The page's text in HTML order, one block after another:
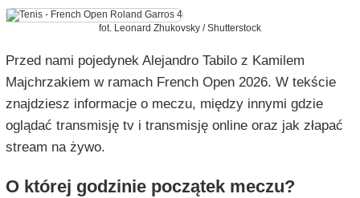
fot. Leonard Zhukovsky / Shutterstock
Przed nami pojedynek Alejandro Tabilo z Kamilem
Majchrzakiem w ramach French Open 2026. W tekście
znajdziesz informacje o meczu, między innymi gdzie
oglądać transmisję tv i transmisję online oraz jak złapać
stream na żywo.
O której godzinie początek meczu?